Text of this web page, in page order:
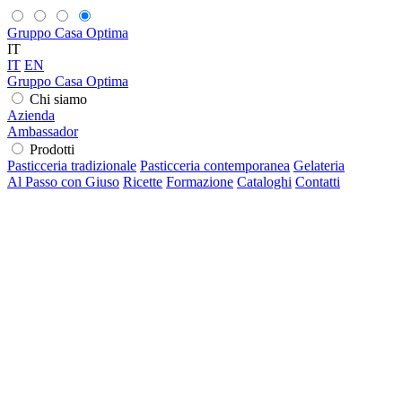
Gruppo Casa Optima
IT
IT EN
Gruppo Casa Optima
Chi siamo
Azienda
Ambassador
Prodotti
Pasticceria tradizionale Pasticceria contemporanea Gelateria
Al Passo con Giuso Ricette Formazione Cataloghi Contatti